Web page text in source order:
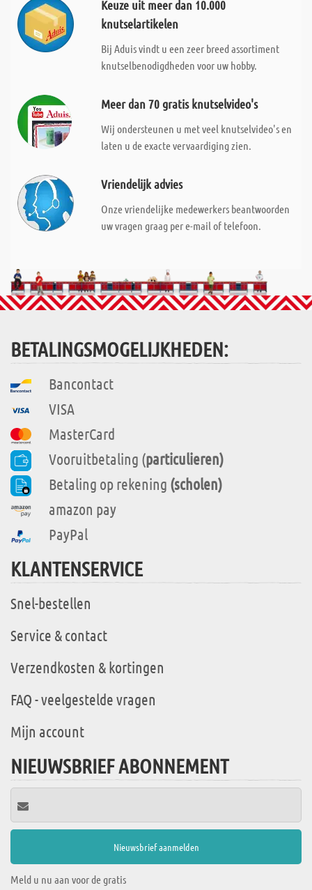
Keuze uit meer dan 10.000
knutselartikelen
Bij Aduis vindt u een zeer breed assortiment
knutselbenodigdheden voor uw hobby.
Meer dan 70 gratis knutselvideo's
Wij ondersteunen u met veel knutselvideo's en
laten u de exacte vervaardiging zien.
Vriendelijk advies
Onze vriendelijke medewerkers beantwoorden
uw vragen graag per e-mail of telefoon.
BETALINGSMOGELIJKHEDEN:
Bancontact
VISA
MasterCard
Vooruitbetaling (particulieren)
Betaling op rekening (scholen)
amazon pay
PayPal
KLANTENSERVICE
Snel-bestellen
Service & contact
Verzendkosten & kortingen
FAQ - veelgestelde vragen
Mijn account
NIEUWSBRIEF ABONNEMENT
Meld u nu aan voor de gratis